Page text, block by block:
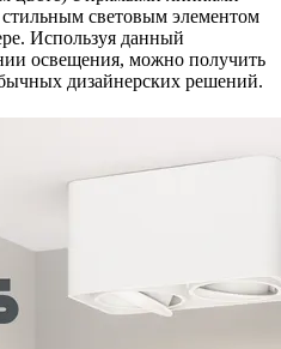
стильным световым элементом
Используя данный
освещения, можно получить
дизайнерских решений.